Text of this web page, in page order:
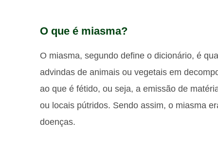
O que é miasma?
O miasma, segundo define o dicionário, é
advindas de animais ou vegetais em
ao que é fétido, ou seja, a emissão de
ou locais pútridos. Sendo assim, o miasma
doenças.